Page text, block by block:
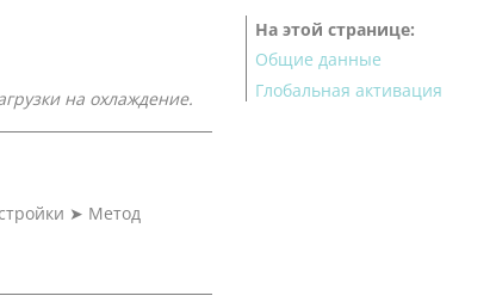
на охлаждение.
➤ Метод
На этой странице
Общие данные
Глобальная активация